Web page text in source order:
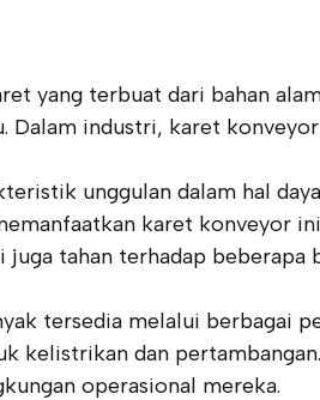
yang terbuat dari bahan
Dalam industri, karet
unggulan dalam hal
karet konveyor
tahan terhadap
tersedia melalui berbagai
kelistrikan dan
operasional mereka.